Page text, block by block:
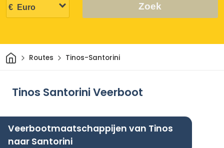
Zoek
ThuisRoutes Tinos-Santorini
Tinos Santorini Veerboot
Veerbootmaatschappijen van Tinos
naar Santorini